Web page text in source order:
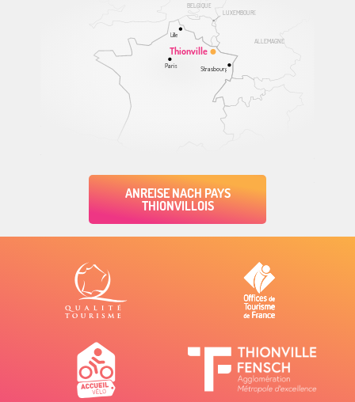
ALLEMAGNE
BELGIQUE
LUXEMBOURG
Thionville
Lille
Paris Strasbourg
ANREISE NACH PAYS
THIONVILLOIS